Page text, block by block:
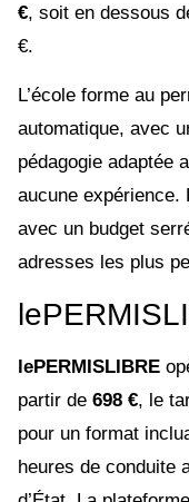
€, soit en dessous
€.
L’école forme au
automatique, avec
pédagogie adaptée
aucune expérience.
avec un budget
adresses les plus
lePERMISLIBRE
partir de 698 €, le
pour un format
heures de conduite